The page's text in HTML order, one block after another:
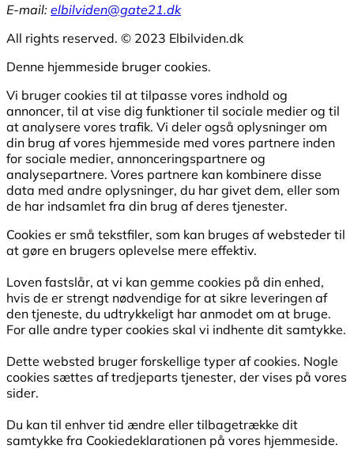
E-mail: elbilviden@gate21.dk
All rights reserved. © 2023 Elbilviden.dk
Denne hjemmeside bruger cookies.
Vi bruger cookies til at tilpasse vores indhold og
annoncer, til at vise dig funktioner til sociale medier og til
at analysere vores trafik. Vi deler også oplysninger om
din brug af vores hjemmeside med vores partnere inden
for sociale medier, annonceringspartnere og
analysepartnere. Vores partnere kan kombinere disse
data med andre oplysninger, du har givet dem, eller som
de har indsamlet fra din brug af deres tjenester.
Cookies er små tekstfiler, som kan bruges af websteder til
at gøre en brugers oplevelse mere effektiv.
Loven fastslår, at vi kan gemme cookies på din enhed,
hvis de er strengt nødvendige for at sikre leveringen af
den tjeneste, du udtrykkeligt har anmodet om at bruge.
For alle andre typer cookies skal vi indhente dit samtykke.
Dette websted bruger forskellige typer af cookies. Nogle
cookies sættes af tredjeparts tjenester, der vises på vores
sider.
Du kan til enhver tid ændre eller tilbagetrække dit
samtykke fra Cookiedeklarationen på vores hjemmeside.